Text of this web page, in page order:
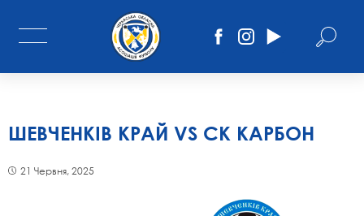
ШЕВЧЕНКІВ КРАЙ VS СК КАРБОН
21 Червня, 2025